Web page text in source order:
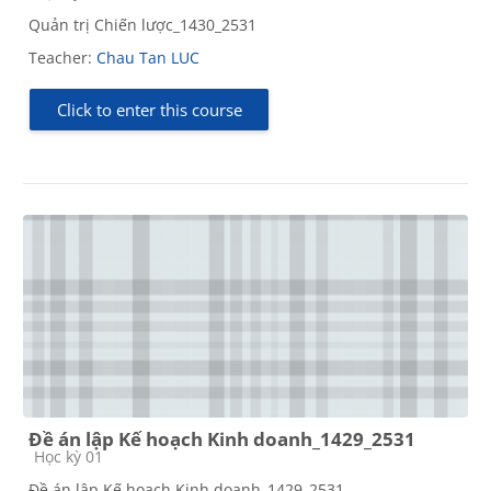
Quản trị Chiến lược_1430_2531
Teacher: Chau Tan LUC
Click to enter this course
Đề án lập Kế hoạch Kinh doanh_1429_2531
Course category
Học kỳ 01